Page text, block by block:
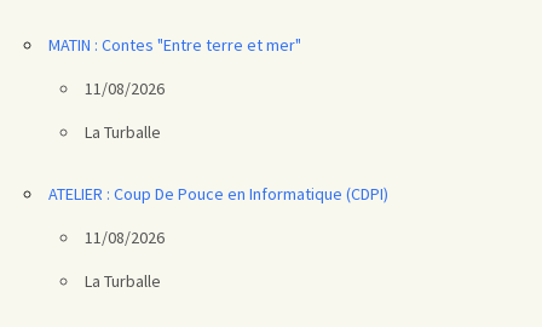
MATIN : Contes "Entre terre et mer"
11/08/2026
La Turballe
ATELIER : Coup De Pouce en Informatique (CDPI)
11/08/2026
La Turballe